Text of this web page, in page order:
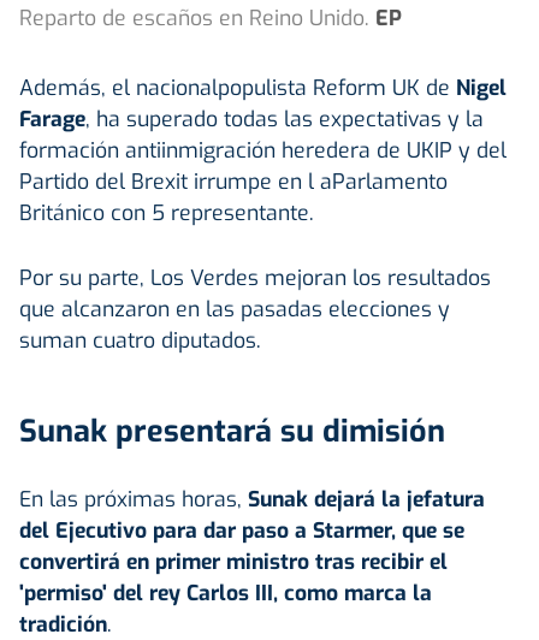
Reparto de escaños en Reino Unido. EP
Además, el nacionalpopulista Reform UK de Nigel
Farage, ha superado todas las expectativas y la
formación antiinmigración heredera de UKIP y del
Partido del Brexit irrumpe en l aParlamento
Británico con 5 representante.
Por su parte, Los Verdes mejoran los resultados
que alcanzaron en las pasadas elecciones y
suman cuatro diputados.
Sunak presentará su dimisión
En las próximas horas, Sunak dejará la jefatura
del Ejecutivo para dar paso a Starmer, que se
convertirá en primer ministro tras recibir el
'permiso' del rey Carlos III, como marca la
tradición.